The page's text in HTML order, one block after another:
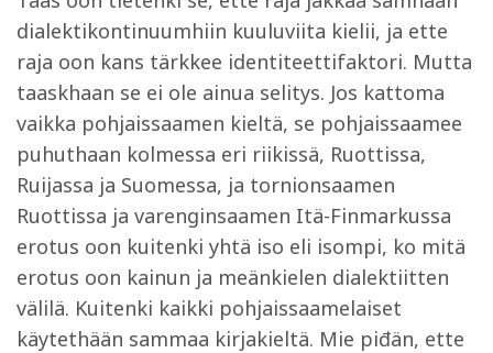
dialektikontinuumhiin kuuluviita kielii, ja ette
raja oon kans tärkkee identiteettifaktori. Mutta
taaskhaan se ei ole ainua selitys. Jos kattoma
vaikka pohjaissaamen kieltä, se pohjaissaamee
puhuthaan kolmessa eri riikissä, Ruottissa,
Ruijassa ja Suomessa, ja tornionsaamen
Ruottissa ja varenginsaamen Itä-Finmarkussa
erotus oon kuitenki yhtä iso eli isompi, ko mitä
erotus oon kainun ja meänkielen dialektiitten
välilä. Kuitenki kaikki pohjaissaamelaiset
käytethään sammaa kirjakieltä. Mie piđän, ette